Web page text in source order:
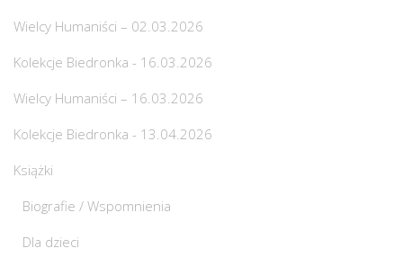
Wielcy Humaniści – 02.03.2026
Kolekcje Biedronka - 16.03.2026
Wielcy Humaniści – 16.03.2026
Kolekcje Biedronka - 13.04.2026
Książki
Biografie / Wspomnienia
Dla dzieci